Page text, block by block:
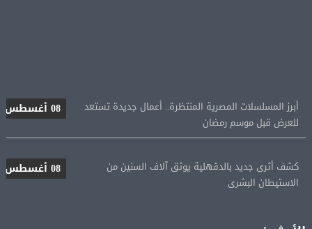
للعرض قبل موسم رمضان
الاستيطان البشرى